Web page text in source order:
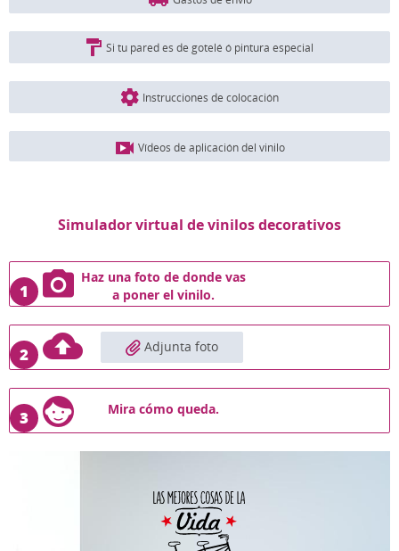
Si tu pared es de gotelé ó pintura especial
Instrucciones de colocación
Vídeos de aplicación del vinilo
Simulador virtual de vinilos decorativos
1
Haz una foto de donde vas
a poner el vinilo.
2 Adjunta foto
3 Mira cómo queda.